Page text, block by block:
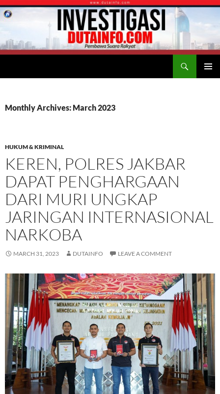
Monthly Archives: March 2023
HUKUM & KRIMINAL
KEREN, POLRES JAKBAR
DAPAT PENGHARGAAN
DARI MURI UNGKAP
JARINGAN INTERNASIONAL
NARKOBA
MARCH 31, 2023 DUTAINFO LEAVE A COMMENT